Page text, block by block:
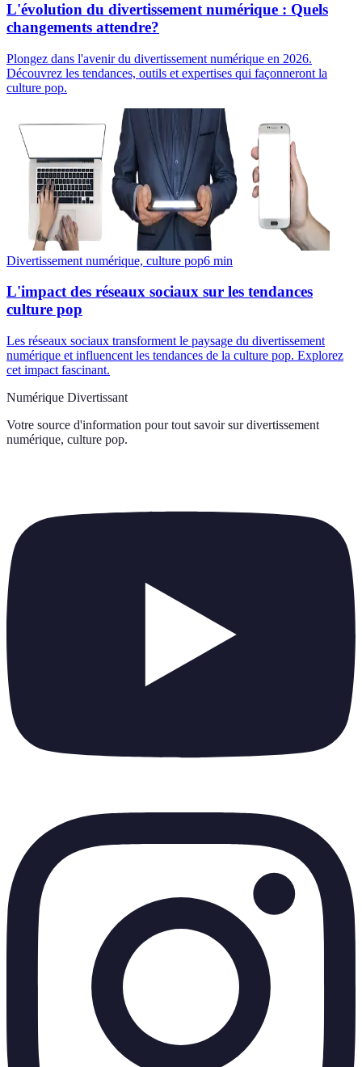
L'évolution du divertissement numérique : Quels
changements attendre?
Plongez dans l'avenir du divertissement numérique en 2026.
Découvrez les tendances, outils et expertises qui façonneront la
culture pop.
Divertissement numérique, culture pop6 min
L'impact des réseaux sociaux sur les tendances
culture pop
Les réseaux sociaux transforment le paysage du divertissement
numérique et influencent les tendances de la culture pop. Explorez
cet impact fascinant.
Numérique Divertissant
Votre source d'information pour tout savoir sur divertissement
numérique, culture pop.